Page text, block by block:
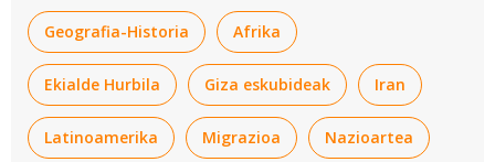
Geografia-Historia Afrika
Ekialde Hurbila Giza eskubideak Iran
Latinoamerika Migrazioa Nazioartea